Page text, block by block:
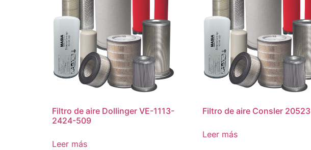
Filtro de aire Dollinger VE-1113-
2424-509
Leer más
Filtro de aire Consler 20523
Leer más